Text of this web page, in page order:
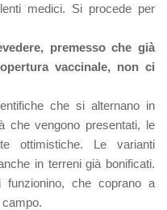
medici. Si procede per
premesso che già
vaccinale, non ci
che si alternano in
che vengono presentati, le
ottimistiche. Le varianti
in terreni già bonificati.
che coprano a